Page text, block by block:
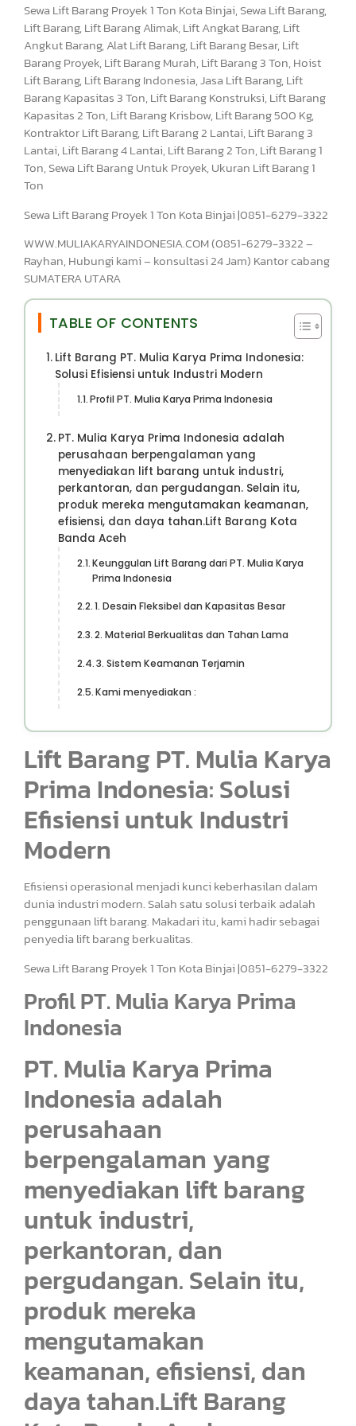
Sewa Lift Barang Proyek 1 Ton Kota Binjai, Sewa Lift Barang,
Lift Barang, Lift Barang Alimak, Lift Angkat Barang, Lift
Angkut Barang, Alat Lift Barang, Lift Barang Besar, Lift
Barang Proyek, Lift Barang Murah, Lift Barang 3 Ton, Hoist
Lift Barang, Lift Barang Indonesia, Jasa Lift Barang, Lift
Barang Kapasitas 3 Ton, Lift Barang Konstruksi, Lift Barang
Kapasitas 2 Ton, Lift Barang Krisbow, Lift Barang 500 Kg,
Kontraktor Lift Barang, Lift Barang 2 Lantai, Lift Barang 3
Lantai, Lift Barang 4 Lantai, Lift Barang 2 Ton, Lift Barang 1
Ton, Sewa Lift Barang Untuk Proyek, Ukuran Lift Barang 1
Ton
Sewa Lift Barang Proyek 1 Ton Kota Binjai |0851-6279-3322
WWW.MULIAKARYAINDONESIA.COM (0851-6279-3322 –
Rayhan, Hubungi kami – konsultasi 24 Jam) Kantor cabang
SUMATERA UTARA
TABLE OF CONTENTS
Lift Barang PT. Mulia Karya Prima Indonesia:
Solusi Efisiensi untuk Industri Modern
Profil PT. Mulia Karya Prima Indonesia
PT. Mulia Karya Prima Indonesia adalah
perusahaan berpengalaman yang
menyediakan lift barang untuk industri,
perkantoran, dan pergudangan. Selain itu,
produk mereka mengutamakan keamanan,
efisiensi, dan daya tahan.Lift Barang Kota
Banda Aceh
Keunggulan Lift Barang dari PT. Mulia Karya
Prima Indonesia
1. Desain Fleksibel dan Kapasitas Besar
2. Material Berkualitas dan Tahan Lama
3. Sistem Keamanan Terjamin
Kami menyediakan :
Lift Barang PT. Mulia Karya
Prima Indonesia: Solusi
Efisiensi untuk Industri
Modern
Efisiensi operasional menjadi kunci keberhasilan dalam
dunia industri modern. Salah satu solusi terbaik adalah
penggunaan lift barang. Makadari itu, kami hadir sebagai
penyedia lift barang berkualitas.
Sewa Lift Barang Proyek 1 Ton Kota Binjai |0851-6279-3322
Profil PT. Mulia Karya Prima
Indonesia
PT. Mulia Karya Prima
Indonesia adalah
perusahaan
berpengalaman yang
menyediakan lift barang
untuk industri,
perkantoran, dan
pergudangan. Selain itu,
produk mereka
mengutamakan
keamanan, efisiensi, dan
daya tahan.Lift Barang